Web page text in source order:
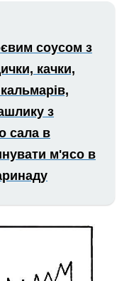
соусом з
качки,
з
сала в
м'ясо в